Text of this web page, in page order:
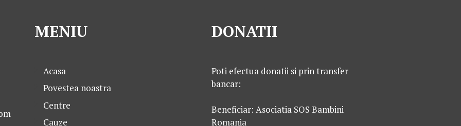
MENIU
Acasa
Povestea noastra
Centre
Cauze
DONATII
Poti efectua donatii si prin transfer
bancar:
Beneficiar: Asociatia SOS Bambini
Romania